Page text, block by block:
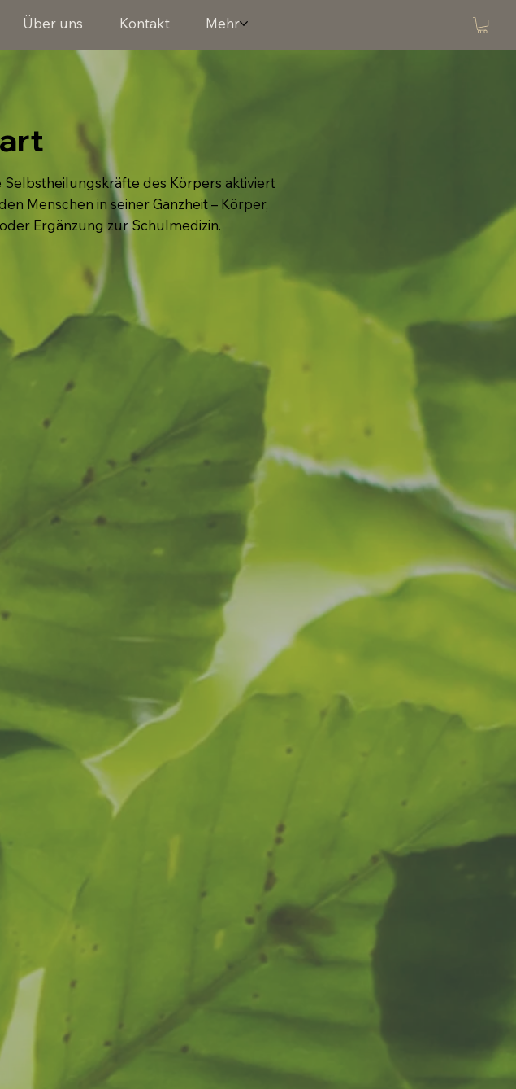
Über uns Kontakt Mehr
des Körpers aktiviert
Menschen in seiner Ganzheit – Körper,
Ergänzung zur Schulmedizin.